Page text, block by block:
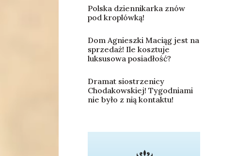
Polska dziennikarka znów
pod kroplówką!
Dom Agnieszki Maciąg jest na
sprzedaż! Ile kosztuje
luksusowa posiadłość?
Dramat siostrzenicy
Chodakowskiej! Tygodniami
nie było z nią kontaktu!